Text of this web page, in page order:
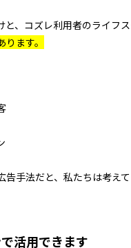
と、コズレ利用者のライフ
ます。
告手法だと、私たちは考えて
活用できます